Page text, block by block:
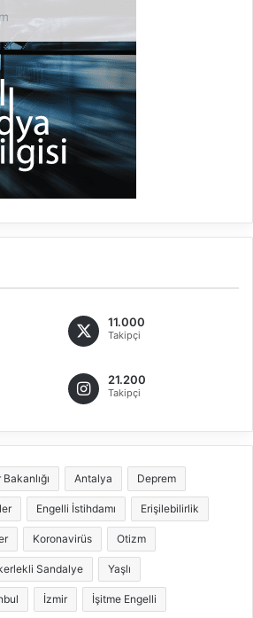
11.000
Takipçi
21.200
Takipçi
Antalya Deprem
Engelli İstihdamı Erişilebilirlik
Koronavirüs Otizm
Sandalye Yaşlı
İzmir İşitme Engelli